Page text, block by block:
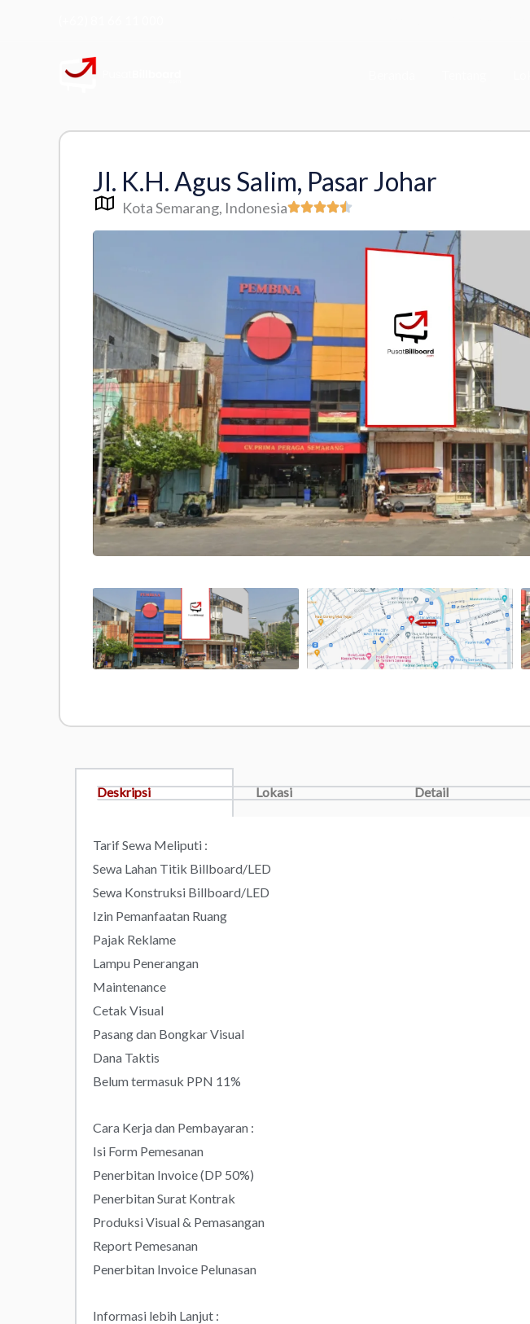
Jl. K.H. Agus Salim, Pasar Johar
Kota Semarang, Indonesia
Deskripsi Lokasi Detail
Tarif Sewa Meliputi :
Sewa Lahan Titik Billboard/LED
Sewa Konstruksi Billboard/LED
Izin Pemanfaatan Ruang
Pajak Reklame
Lampu Penerangan
Maintenance
Cetak Visual
Pasang dan Bongkar Visual
Dana Taktis
Belum termasuk PPN 11%
Cara Kerja dan Pembayaran :
Isi Form Pemesanan
Penerbitan Invoice (DP 50%)
Penerbitan Surat Kontrak
Produksi Visual & Pemasangan
Report Pemesanan
Penerbitan Invoice Pelunasan
Informasi lebih Lanjut :